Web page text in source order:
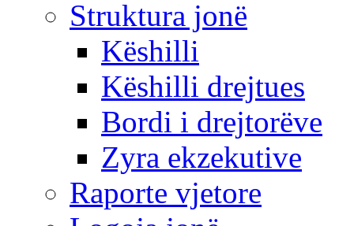
Struktura jonë
Këshilli
Këshilli drejtues
Bordi i drejtorëve
Zyra ekzekutive
Raporte vjetore